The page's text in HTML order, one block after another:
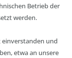
Betrieb der
werden.
und
etwa an unsere